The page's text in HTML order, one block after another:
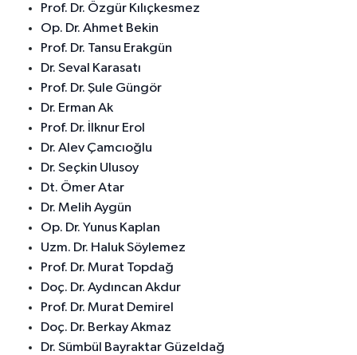
Prof. Dr. Özgür Kılıçkesmez
Op. Dr. Ahmet Bekin
Prof. Dr. Tansu Erakgün
Dr. Seval Karasatı
Prof. Dr. Şule Güngör
Dr. Erman Ak
Prof. Dr. İlknur Erol
Dr. Alev Çamcıoğlu
Dr. Seçkin Ulusoy
Dt. Ömer Atar
Dr. Melih Aygün
Op. Dr. Yunus Kaplan
Uzm. Dr. Haluk Söylemez
Prof. Dr. Murat Topdağ
Doç. Dr. Aydıncan Akdur
Prof. Dr. Murat Demirel
Doç. Dr. Berkay Akmaz
Dr. Sümbül Bayraktar Güzeldağ